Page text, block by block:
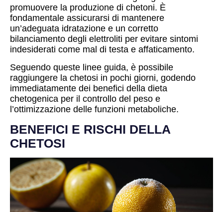
promuovere la produzione di chetoni. È
fondamentale assicurarsi di mantenere
un’adeguata idratazione e un corretto
bilanciamento degli elettroliti per evitare sintomi
indesiderati come mal di testa e affaticamento.
Seguendo queste linee guida, è possibile
raggiungere la chetosi in pochi giorni, godendo
immediatamente dei benefici della dieta
chetogenica per il controllo del peso e
l’ottimizzazione delle funzioni metaboliche.
BENEFICI E RISCHI DELLA
CHETOSI